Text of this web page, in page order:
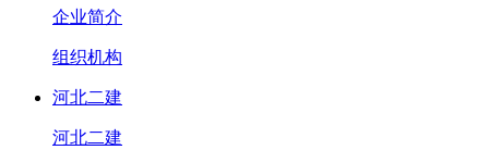
企业简介
组织机构
河北二建
河北二建